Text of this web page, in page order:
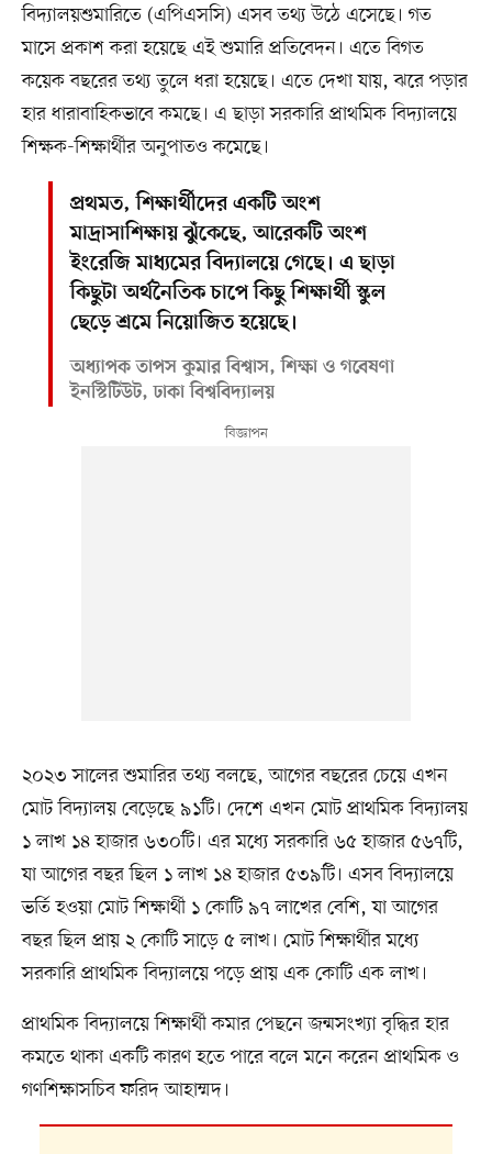
বিদ্যালয়শুমারিতে (এপিএসসি) এসব তথ্য উঠে এসেছে। গত
মাসে প্রকাশ করা হয়েছে এই শুমারি প্রতিবেদন। এতে বিগত
কয়েক বছরের তথ্য তুলে ধরা হয়েছে। এতে দেখা যায়, ঝরে পড়ার
হার ধারাবাহিকভাবে কমছে। এ ছাড়া সরকারি প্রাথমিক বিদ্যালয়ে
শিক্ষক-শিক্ষার্থীর অনুপাতও কমেছে।
প্রথমত, শিক্ষার্থীদের একটি অংশ
মাদ্রাসাশিক্ষায় ঝুঁকেছে, আরেকটি অংশ
ইংরেজি মাধ্যমের বিদ্যালয়ে গেছে। এ ছাড়া
কিছুটা অর্থনৈতিক চাপে কিছু শিক্ষার্থী স্কুল
ছেড়ে শ্রমে নিয়োজিত হয়েছে।
অধ্যাপক তাপস কুমার বিশ্বাস, শিক্ষা ও গবেষণা
ইনস্টিটিউট, ঢাকা বিশ্ববিদ্যালয়
২০২৩ সালের শুমারির তথ্য বলছে, আগের বছরের চেয়ে এখন
মোট বিদ্যালয় বেড়েছে ৯১টি। দেশে এখন মোট প্রাথমিক বিদ্যালয়
১ লাখ ১৪ হাজার ৬৩০টি। এর মধ্যে সরকারি ৬৫ হাজার ৫৬৭টি,
যা আগের বছর ছিল ১ লাখ ১৪ হাজার ৫৩৯টি। এসব বিদ্যালয়ে
ভর্তি হওয়া মোট শিক্ষার্থী ১ কোটি ৯৭ লাখের বেশি, যা আগের
বছর ছিল প্রায় ২ কোটি সাড়ে ৫ লাখ। মোট শিক্ষার্থীর মধ্যে
সরকারি প্রাথমিক বিদ্যালয়ে পড়ে প্রায় এক কোটি এক লাখ।
প্রাথমিক বিদ্যালয়ে শিক্ষার্থী কমার পেছনে জন্মসংখ্যা বৃদ্ধির হার
কমতে থাকা একটি কারণ হতে পারে বলে মনে করেন প্রাথমিক ও
গণশিক্ষাসচিব ফরিদ আহাম্মদ।